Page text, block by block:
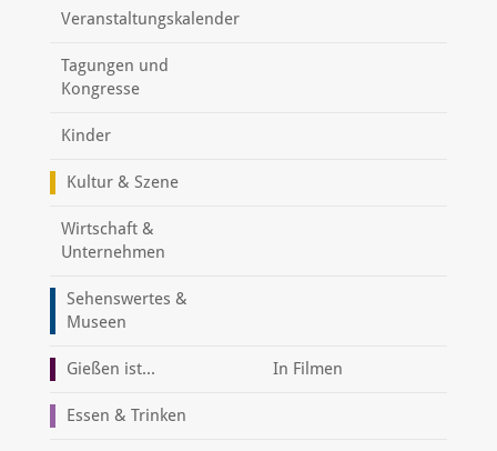
Veranstaltungskalender
Tagungen und
Kongresse
Kinder
Kultur & Szene
Wirtschaft &
Unternehmen
Sehenswertes &
Museen
Gießen ist... In Filmen
Essen & Trinken